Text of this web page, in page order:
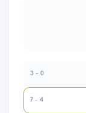
0 – 3
4 – 7